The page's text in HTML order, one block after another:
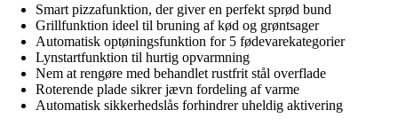
Smart pizzafunktion, der giver en perfekt sprød bund
Grillfunktion ideel til bruning af kød og grøntsager
Automatisk optøningsfunktion for 5 fødevarekategorier
Lynstartfunktion til hurtig opvarmning
Nem at rengøre med behandlet rustfrit stål overflade
Roterende plade sikrer jævn fordeling af varme
Automatisk sikkerhedslås forhindrer uheldig aktivering